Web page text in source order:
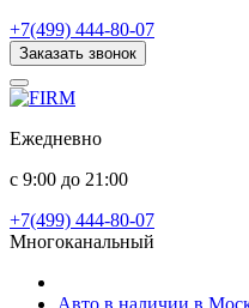
+7(499) 444-80-07
Заказать звонок
Ежедневно
с 9:00 до 21:00
+7(499) 444-80-07
Многоканальный
Авто в наличии в